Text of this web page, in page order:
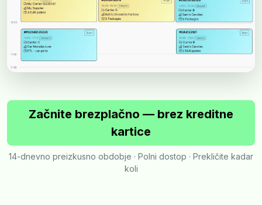
Začnite brezplačno — brez kreditne
kartice
14-dnevno preizkusno obdobje · Polni dostop · Prekličite kadar
koli